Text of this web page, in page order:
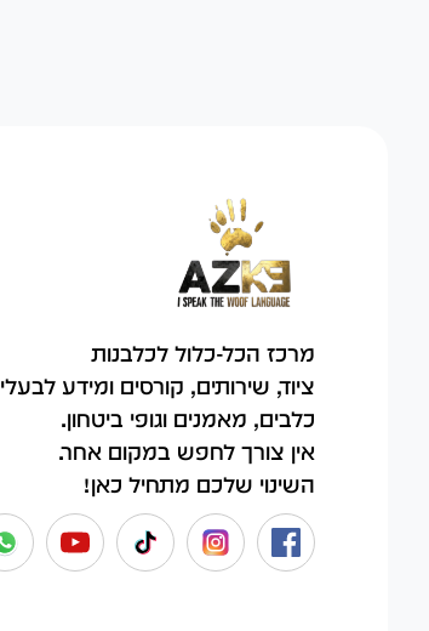
מרכז הכל-כלול לכלבנות
ציוד, שירותים, קורסים ומידע לבעלי
כלבים, מאמנים וגופי ביטחון.
אין צורך לחפש במקום אחר.
השינוי שלכם מתחיל כאן!